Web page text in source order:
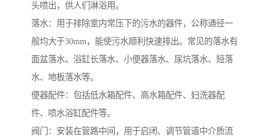
头喷出，供人们淋浴用。
落水：用于排除室内常压下的污水的器件，公称通径一
般均大于30mm，能使污水顺利快速排出。常见的落水有
面盆落水、浴缸长落水、小便器落水、尿坑落水、短落
水、地板落水等。
便器配件：包括低水箱配件、高水箱配件、妇洗器配
件、喷水浴缸配件等。
阀门：安装在管路中间，用于启闭、调节管道中介质流